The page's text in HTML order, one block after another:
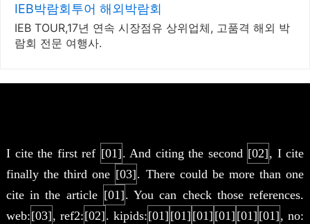
IEB박람회투어 해외박람회
IEB TOUR,17년 연속 시장점유 상위업체, 고품격 해외 박
람회 전문 여행사.
I cite the first ref [01]. And citing the second [02], I cite
finally the third one [03]. There could be more than one
cite in the article [01]. You can check those references.
web:[03], ref2:[02]. kipids:[01] [01] [01] [01] [01] [01], no: